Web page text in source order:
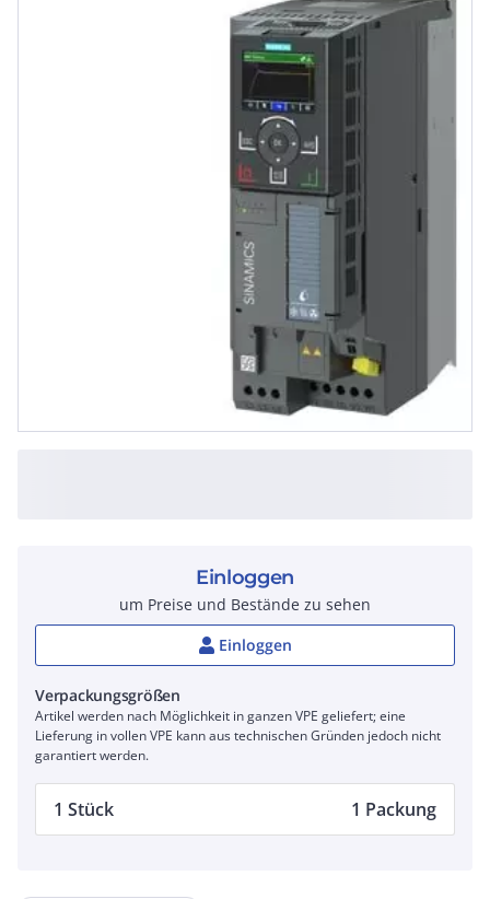
Einloggen
um Preise und Bestände zu sehen
Einloggen
Verpackungsgrößen
Artikel werden nach Möglichkeit in ganzen VPE geliefert; eine
Lieferung in vollen VPE kann aus technischen Gründen jedoch nicht
garantiert werden.
1 Stück 1 Packung